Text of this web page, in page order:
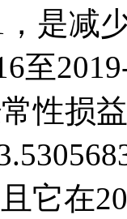
，是减
至
性损
它在